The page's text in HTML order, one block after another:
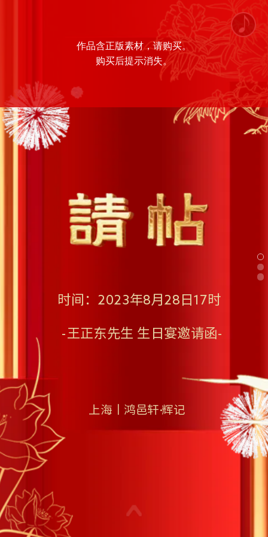
时间：2023年8月28日17时
-王正东先生 生日宴邀请函-
上海丨鸿邑轩·辉记
作品含正版素材，请购买。
购买后提示消失。